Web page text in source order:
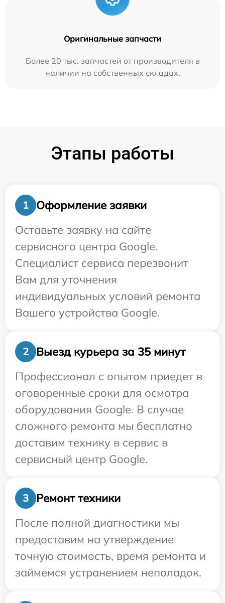
Оригинальные запчасти
Более 20 тыс. запчастей от производителя в
наличии на собственных складах.
Этапы работы
1
Оформление заявки
Оставьте заявку на сайте
сервисного центра Google.
Специалист сервиса перезвонит
Вам для уточнения
индивидуальных условий ремонта
Вашего устройства Google.
2
Выезд курьера за 35 минут
Профессионал с опытом приедет в
оговоренные сроки для осмотра
оборудования Google. В случае
сложного ремонта мы бесплатно
доставим технику в сервис в
сервисный центр Google.
3
Ремонт техники
После полной диагностики мы
предоставим на утверждение
точную стоимость, время ремонта и
займемся устранением неполадок.